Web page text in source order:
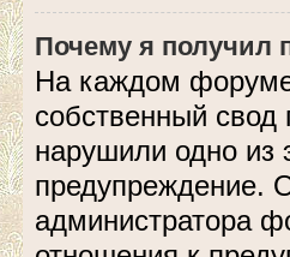
Почему я получил
На каждом
собственный
нарушили одно из
предупреждение.
администратора